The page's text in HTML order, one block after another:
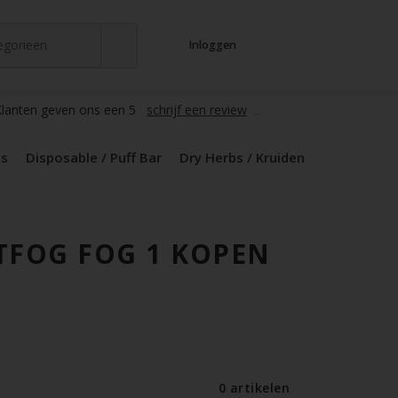
Inloggen
geven ons een 5 schrijf een review
Disposable / Puff Bar Dry Herbs / Kruiden
FOG 1 KOPEN
0 artikelen